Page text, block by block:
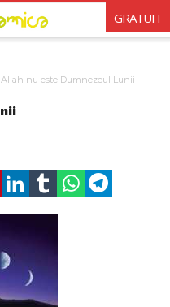
GRATUIT
Allah nu este Dumnezeul Lunii